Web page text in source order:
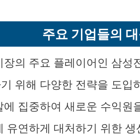
주요 기업들의
의 주요 플레이어인 삼성
위해 다양한 전략을 도입
에 집중하여 새로운 수익원
유연하게 대처하기 위한